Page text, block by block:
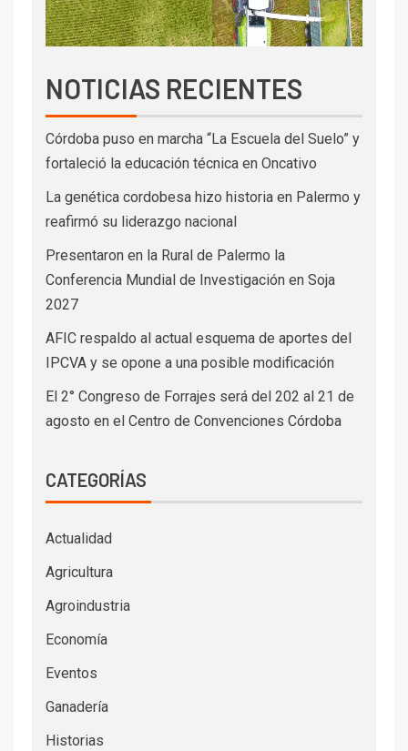
NOTICIAS RECIENTES
Córdoba puso en marcha “La Escuela del Suelo” y
fortaleció la educación técnica en Oncativo
La genética cordobesa hizo historia en Palermo y
reafirmó su liderazgo nacional
Presentaron en la Rural de Palermo la
Conferencia Mundial de Investigación en Soja
2027
AFIC respaldo al actual esquema de aportes del
IPCVA y se opone a una posible modificación
El 2° Congreso de Forrajes será del 202 al 21 de
agosto en el Centro de Convenciones Córdoba
CATEGORÍAS
Actualidad
Agricultura
Agroindustria
Economía
Eventos
Ganadería
Historias